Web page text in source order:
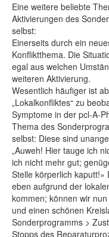
Eine weitere beliebte
Aktivierungen des
selbst:
Einerseits durch ein
Konfliktthema. Die
egal aus welchen
weiteren Aktivierung.
Wesentlich häufiger ist
„Lokalkonfliktes“ zu
Symptome in der pcl-A-
Thema des
selbst: Diese sind
„Auweh! Hier tauge ich
ich nicht mehr gut;
Stelle körperlich kaputt!»
eben aufgrund der
kommen; können wir
und einen schönen
Sonderprogramms >
Stopps des